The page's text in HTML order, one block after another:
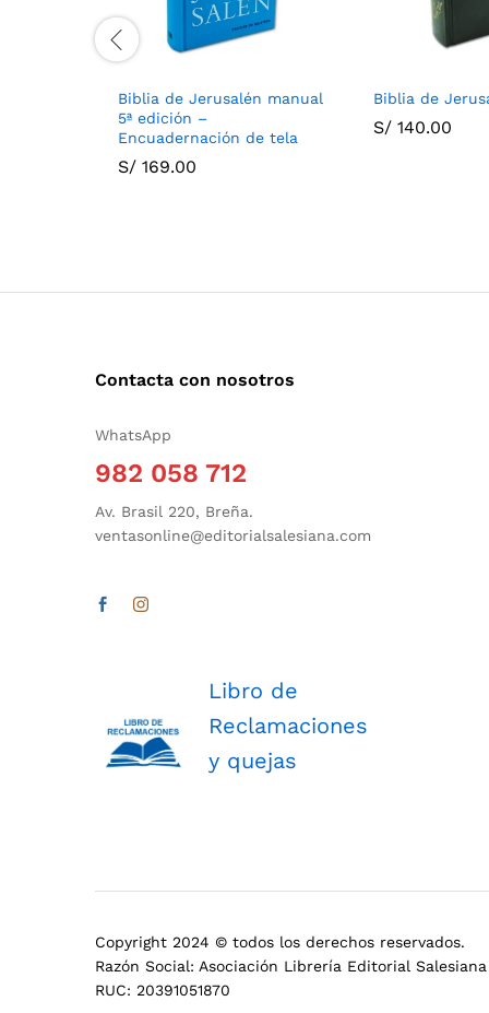
Biblia de Jerusalén manual
5ª edición –
Encuadernación de tela
S/ 169.00
Biblia de
S/ 140.00
Contacta con nosotros
WhatsApp
982 058 712
Av. Brasil 220, Breña.
ventasonline@editorialsalesiana.com
Libro de
Reclamaciones
y quejas
Copyright 2024 © todos los derechos reservados.
Razón Social: Asociación Librería Editorial Salesiana
RUC: 20391051870